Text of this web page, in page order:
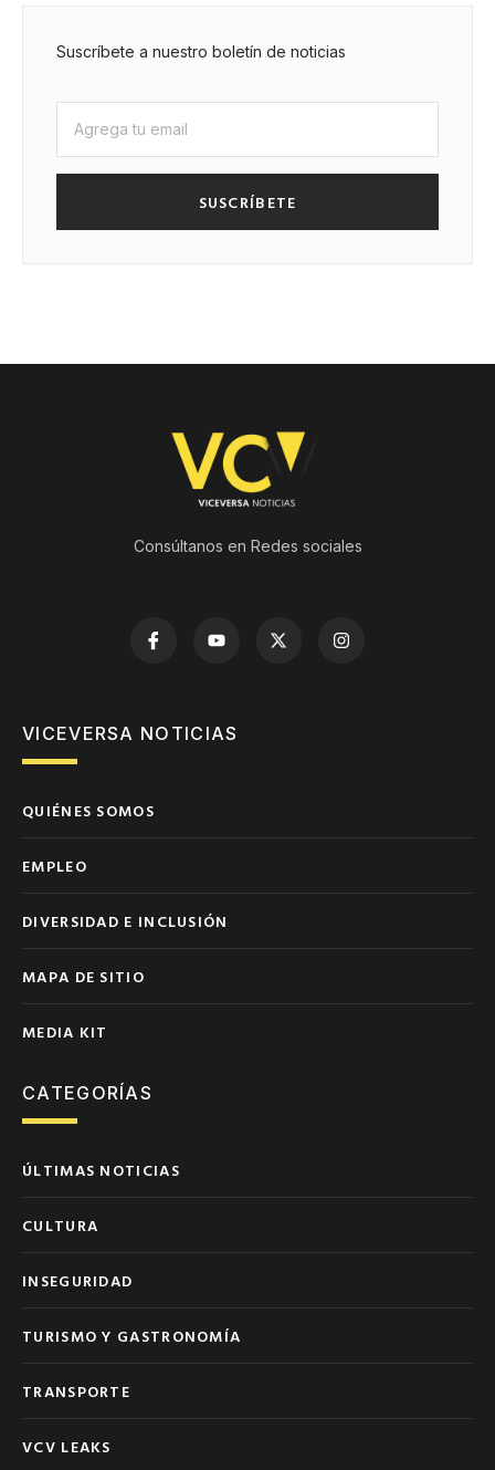
Suscríbete a nuestro boletín de noticias
SUSCRÍBETE
Consúltanos en Redes sociales
VICEVERSA NOTICIAS
QUIÉNES SOMOS
EMPLEO
DIVERSIDAD E INCLUSIÓN
MAPA DE SITIO
MEDIA KIT
CATEGORÍAS
ÚLTIMAS NOTICIAS
CULTURA
INSEGURIDAD
TURISMO Y GASTRONOMÍA
TRANSPORTE
VCV LEAKS